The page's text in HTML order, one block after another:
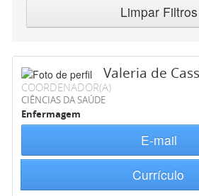
Limpar Filtros
Valeria de
COORDENADOR(A)
CIÊNCIAS DA SAÚDE
Enfermagem
E-mail
Currículo